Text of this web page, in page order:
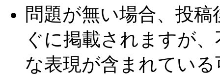
問題が無い場合、投稿
ぐに掲載されますが
な表現が含まれている